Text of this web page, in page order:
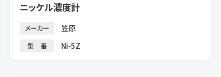
ニッケル濃度計
メーカー 笠原
型 番 Ni-5Z